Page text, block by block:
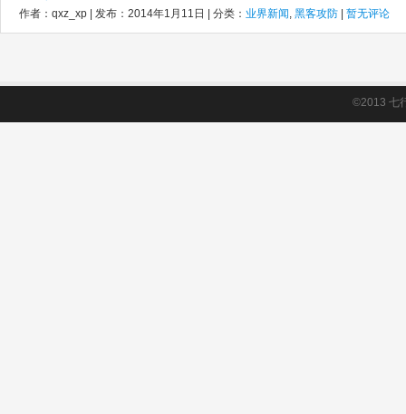
作者：qxz_xp | 发布：2014年1月11日 | 分类： 业界新闻, 黑客攻防 暂无评论
©2013 七